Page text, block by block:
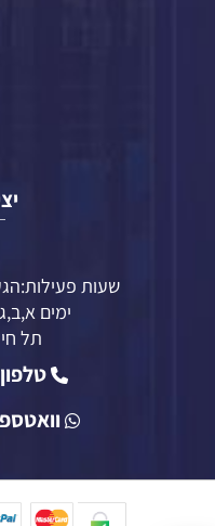
שעות
ימים א,ב,ג,ד,ה
תל חי 39 כפר סבא
טלפון: 077-